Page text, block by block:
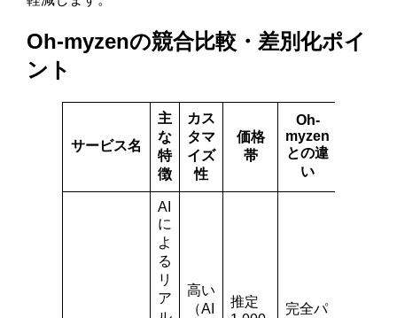
Oh-myzenの競合比較・差別化ポイ
ント
サービス名
主
な
特
徴
カス
タマ
イズ
性
価格
帯
Oh-
myzen
との違
い
AI
に
よ
る
リ
ア
高い
（AI
推定
完全パ